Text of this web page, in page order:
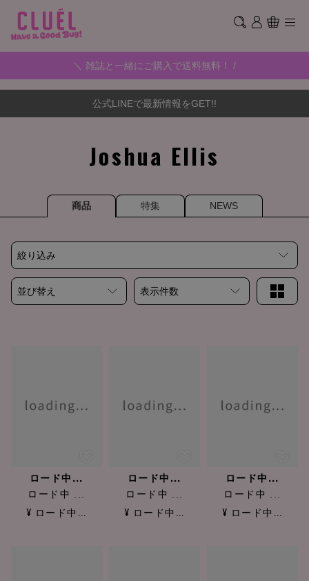
＼ 雑誌と一緒にご購入で送料無料！ /
公式LINEで最新情報をGET!!
Joshua Ellis
商品 特集 NEWS
絞り込み
並び替え 表示件数
ロード中...
ロード中 ...
¥ ロード中...
ロード中...
ロード中 ...
¥ ロード中...
ロード中...
ロード中 ...
¥ ロード中...